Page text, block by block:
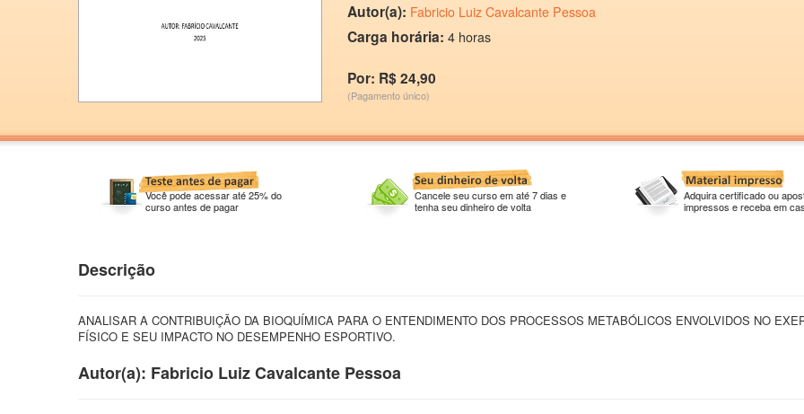
Autor(a): Fabricio Luiz Cavalcante Pessoa
Carga horária: 4 horas
Por: R$ 24,90
(Pagamento único)
Você pode acessar até 25% do
curso antes de pagar
Cancele seu curso em até 7 dias e
tenha seu dinheiro de volta
Adquira certificado ou
impressos e receba em
Descrição
ANALISAR A CONTRIBUIÇÃO DA BIOQUÍMICA PARA O ENTENDIMENTO DOS PROCESSOS METABÓLICOS ENVOLVIDOS NO
FÍSICO E SEU IMPACTO NO DESEMPENHO ESPORTIVO.
Autor(a): Fabricio Luiz Cavalcante Pessoa